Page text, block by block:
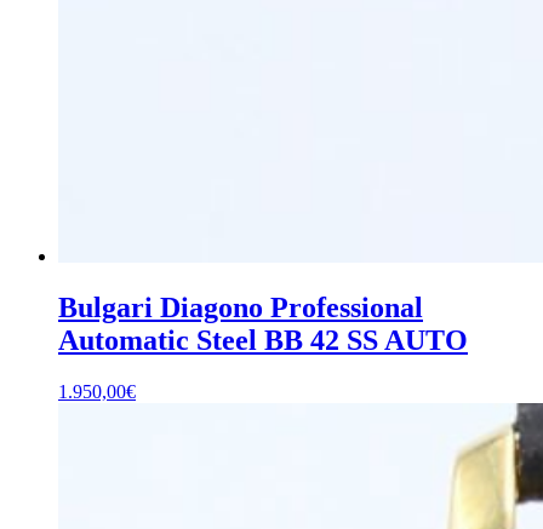
Bulgari Diagono Professional
Automatic Steel BB 42 SS AUTO
1.950,00€